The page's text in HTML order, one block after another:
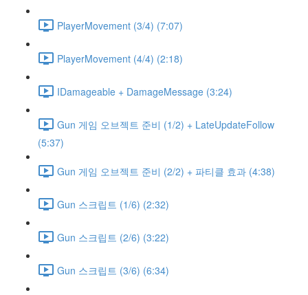
PlayerMovement (3/4) (7:07)
PlayerMovement (4/4) (2:18)
IDamageable + DamageMessage (3:24)
Gun 게임 오브젝트 준비 (1/2) + LateUpdateFollow
(5:37)
Gun 게임 오브젝트 준비 (2/2) + 파티클 효과 (4:38)
Gun 스크립트 (1/6) (2:32)
Gun 스크립트 (2/6) (3:22)
Gun 스크립트 (3/6) (6:34)